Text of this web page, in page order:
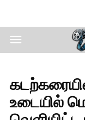
உடையில்